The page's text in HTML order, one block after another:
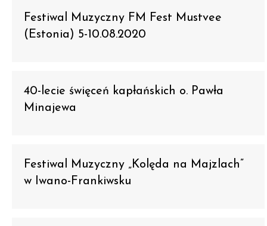
Festiwal Muzyczny FM Fest Mustvee
(Estonia) 5-10.08.2020
40-lecie święceń kapłańskich o. Pawła
Minajewa
Festiwal Muzyczny „Kolęda na Majzlach”
w Iwano-Frankiwsku